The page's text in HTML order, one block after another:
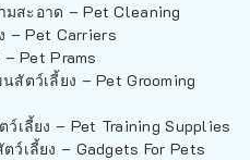
สะอาด – Pet Cleaning
– Pet Carriers
– Pet Prams
ตว์เลี้ยง – Pet Grooming
เลี้ยง – Pet Training Supplies
ว์เลี้ยง – Gadgets For Pets